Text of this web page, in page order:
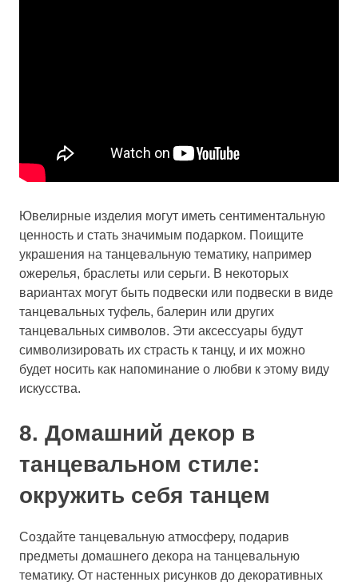
Ювелирные изделия могут иметь сентиментальную
ценность и стать значимым подарком. Поищите
украшения на танцевальную тематику, например
ожерелья, браслеты или серьги. В некоторых
вариантах могут быть подвески или подвески в виде
танцевальных туфель, балерин или других
танцевальных символов. Эти аксессуары будут
символизировать их страсть к танцу, и их можно
будет носить как напоминание о любви к этому виду
искусства.
8. Домашний декор в
танцевальном стиле:
окружить себя танцем
Создайте танцевальную атмосферу, подарив
предметы домашнего декора на танцевальную
тематику. От настенных рисунков до декоративных